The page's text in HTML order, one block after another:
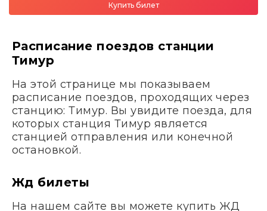
Купить билет
Расписание поездов станции
Тимур
На этой странице мы показываем
расписание поездов, проходящих через
станцию: Тимур. Вы увидите поезда, для
которых станция Тимур является
станцией отправления или конечной
остановкой.
Жд билеты
На нашем сайте вы можете купить ЖД